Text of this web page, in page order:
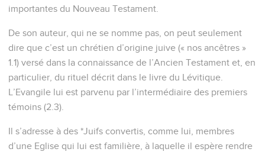
importantes du Nouveau Testament.
De son auteur, qui ne se nomme pas, on peut seulement
dire que c’est un chrétien d’origine juive (« nos ancêtres »
1.1) versé dans la connaissance de l’Ancien Testament et, en
particulier, du rituel décrit dans le livre du Lévitique.
L’Evangile lui est parvenu par l’intermédiaire des premiers
témoins (2.3).
Il s’adresse à des *Juifs convertis, comme lui, membres
d’une Eglise qui lui est familière, à laquelle il espère rendre